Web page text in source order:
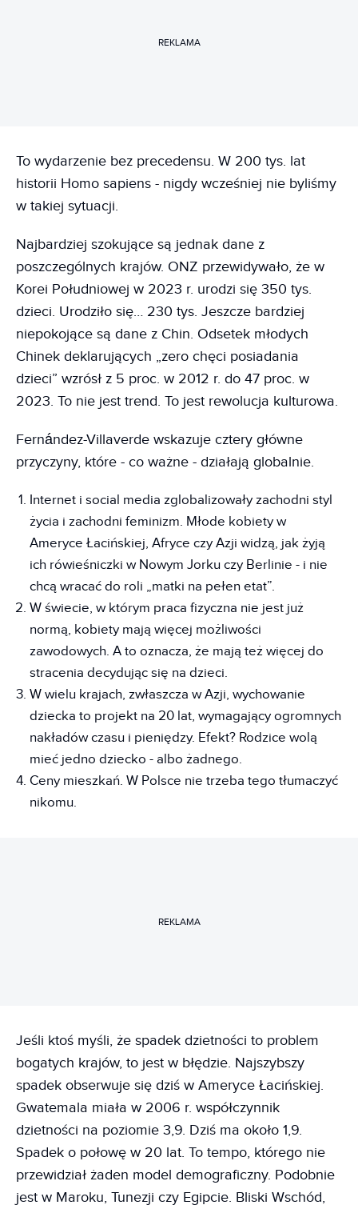
REKLAMA
To wydarzenie bez precedensu. W 200 tys. lat
historii Homo sapiens - nigdy wcześniej nie byliśmy
w takiej sytuacji.
Najbardziej szokujące są jednak dane z
poszczególnych krajów. ONZ przewidywało, że w
Korei Południowej w 2023 r. urodzi się 350 tys.
dzieci. Urodziło się… 230 tys. Jeszcze bardziej
niepokojące są dane z Chin. Odsetek młodych
Chinek deklarujących „zero chęci posiadania
dzieci” wzrósł z 5 proc. w 2012 r. do 47 proc. w
2023. To nie jest trend. To jest rewolucja kulturowa.
Fernández-Villaverde wskazuje cztery główne
przyczyny, które - co ważne - działają globalnie.
Internet i social media zglobalizowały zachodni styl
życia i zachodni feminizm. Młode kobiety w
Ameryce Łacińskiej, Afryce czy Azji widzą, jak żyją
ich rówieśniczki w Nowym Jorku czy Berlinie - i nie
chcą wracać do roli „matki na pełen etat”.
W świecie, w którym praca fizyczna nie jest już
normą, kobiety mają więcej możliwości
zawodowych. A to oznacza, że mają też więcej do
stracenia decydując się na dzieci.
W wielu krajach, zwłaszcza w Azji, wychowanie
dziecka to projekt na 20 lat, wymagający ogromnych
nakładów czasu i pieniędzy. Efekt? Rodzice wolą
mieć jedno dziecko - albo żadnego.
Ceny mieszkań. W Polsce nie trzeba tego tłumaczyć
nikomu.
REKLAMA
Jeśli ktoś myśli, że spadek dzietności to problem
bogatych krajów, to jest w błędzie. Najszybszy
spadek obserwuje się dziś w Ameryce Łacińskiej.
Gwatemala miała w 2006 r. współczynnik
dzietności na poziomie 3,9. Dziś ma około 1,9.
Spadek o połowę w 20 lat. To tempo, którego nie
przewidział żaden model demograficzny. Podobnie
jest w Maroku, Tunezji czy Egipcie. Bliski Wschód,